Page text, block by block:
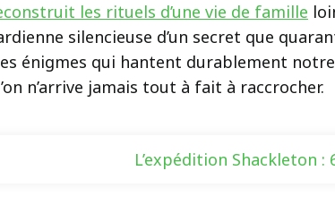
les rituels d’une vie de famille
silencieuse d’un secret que
énigmes qui hantent durablement
n’arrive jamais tout à fait à raccrocher.
L’expédition Shackleton